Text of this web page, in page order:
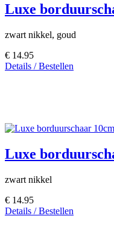
Luxe
zwart nikkel, goud
€ 14.95
Details / Bestellen
Luxe
zwart nikkel
€ 14.95
Details / Bestellen